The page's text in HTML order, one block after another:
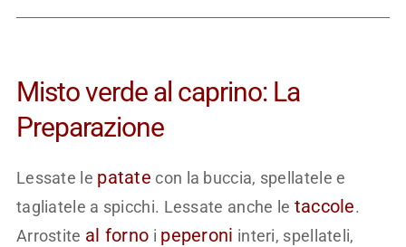
Misto verde al caprino: La
Preparazione
Lessate le patate con la buccia, spellatele e
tagliatele a spicchi. Lessate anche le taccole.
Arrostite al forno i peperoni interi, spellateli,